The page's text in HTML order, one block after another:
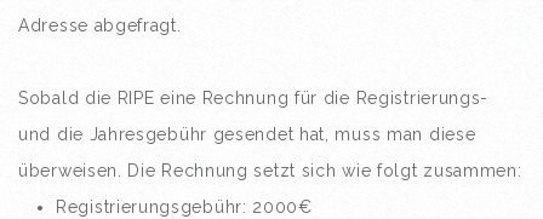
Adresse abgefragt.
Sobald die RIPE eine Rechnung für die Registrierungs-
und die Jahresgebühr gesendet hat, muss man diese
überweisen. Die Rechnung setzt sich wie folgt zusammen:
Registrierungsgebühr: 2000€